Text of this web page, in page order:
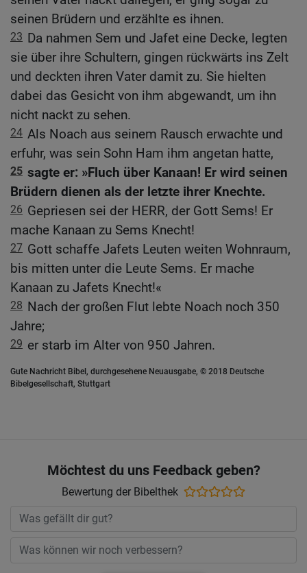
seinen Brüdern und erzählte es ihnen.
23 Da nahmen Sem und Jafet eine Decke, legten
sie über ihre Schultern, gingen rückwärts ins Zelt
und deckten ihren Vater damit zu. Sie hielten
dabei das Gesicht von ihm abgewandt, um ihn
nicht nackt zu sehen.
24 Als Noach aus seinem Rausch erwachte und
erfuhr, was sein Sohn Ham ihm angetan hatte,
25 sagte er: »Fluch über Kanaan! Er wird seinen
Brüdern dienen als der letzte ihrer Knechte.
26 Gepriesen sei der HERR, der Gott Sems! Er
mache Kanaan zu Sems Knecht!
27 Gott schaffe Jafets Leuten weiten Wohnraum,
bis mitten unter die Leute Sems. Er mache
Kanaan zu Jafets Knecht!«
28 Nach der großen Flut lebte Noach noch 350
Jahre;
29 er starb im Alter von 950 Jahren.
Gute Nachricht Bibel, durchgesehene Neuausgabe, © 2018 Deutsche
Bibelgesellschaft, Stuttgart
Möchtest du uns Feedback geben?
Bewertung der Bibelthek